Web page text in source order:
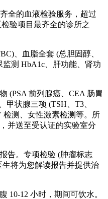
全的血液检验服务，超过
验项目最齐全的诊所之
、血脂全套 (总胆固醇、
测 HbA1c、肝功能、肾功
(PSA 前列腺癌、CEA 肠胃
甲状腺三项 (TSH、T3、
测、女性激素检测等。所
并送至受认证的实验室分
告。专项检验 (肿瘤标志
将为您解读报告并提供治
10-12 小时，期间可饮水。